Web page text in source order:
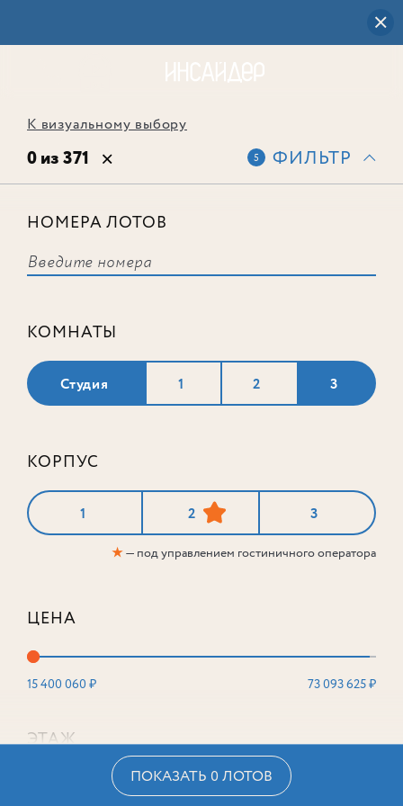
К визуальному выбору
0 из 371 5 ФИЛЬТР
НОМЕРА ЛОТОВ
КОМНАТЫ
Студия 1 2 3
КОРПУС
1 2 3
★— под управлением гостиничного оператора
ЦЕНА
15 400 060 ₽ 73 093 625 ₽
ЭТАЖ
ПОКАЗАТЬ 0 ЛОТОВ
соответствует ни одного лота